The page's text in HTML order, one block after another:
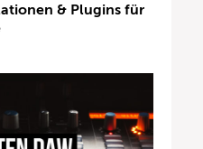
& Plugins für